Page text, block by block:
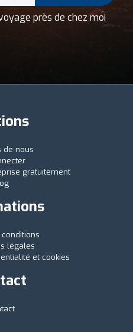
près de chez moi
de nous
gratuitement
légales
et cookies